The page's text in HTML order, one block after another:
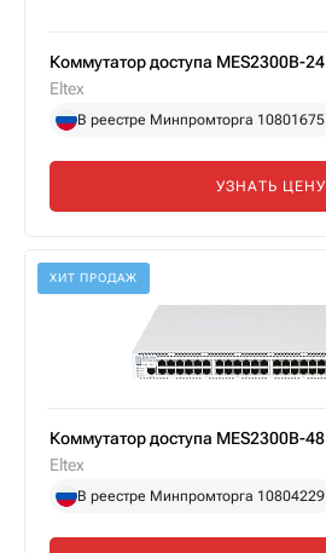
Коммутатор доступа MES2300B-24
Eltex
В реестре Минпромторга 10801675
УЗНАТЬ ЦЕНУ
ХИТ ПРОДАЖ
Коммутатор доступа MES2300B-48
Eltex
В реестре Минпромторга 10804229